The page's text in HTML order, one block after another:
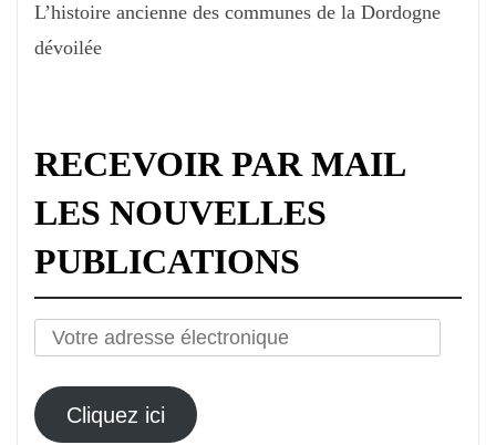
L’histoire ancienne des communes de la Dordogne
dévoilée
RECEVOIR PAR MAIL
LES NOUVELLES
PUBLICATIONS
Votre
électronique
Cliquez ici